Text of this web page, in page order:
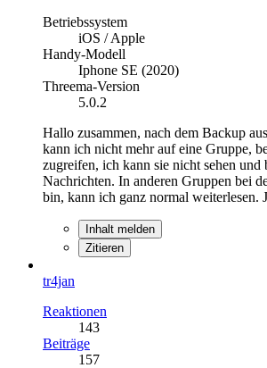
Betriebssystem
iOS / Apple
Handy-Modell
Iphone SE (2020)
Threema-Version
5.0.2
Hallo zusammen, nach dem Backup
kann ich nicht mehr auf eine Gruppe,
zugreifen, ich kann sie nicht sehen und
Nachrichten. In anderen Gruppen bei
bin, kann ich ganz normal weiterlesen.
Inhalt melden
Zitieren
tr4jan
Reaktionen
143
Beiträge
157